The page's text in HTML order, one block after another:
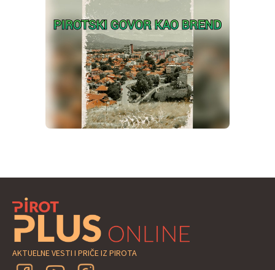
AKTUELNE VESTI I PRIČE IZ PIROTA